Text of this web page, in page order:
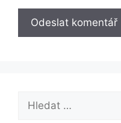
Hledat: